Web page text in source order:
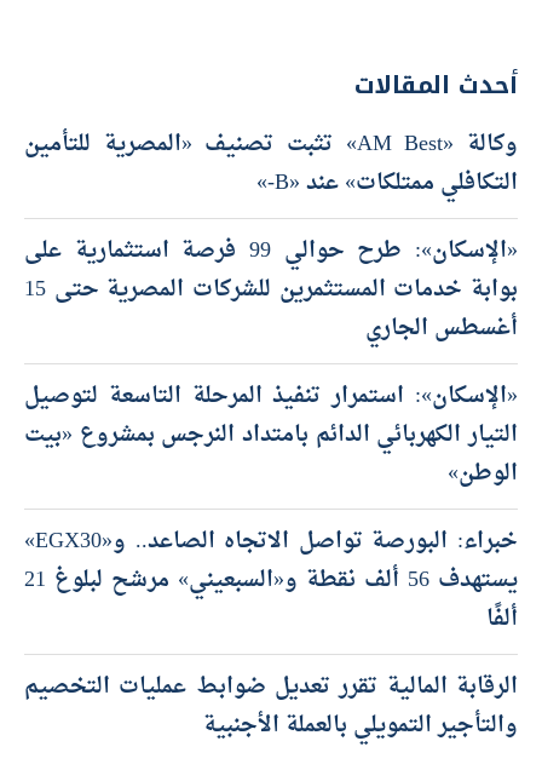
أحدث المقالات
وكالة «AM Best» تثبت تصنيف «المصرية للتأمين
التكافلي ممتلكات» عند «B-»
«الإسكان»: طرح حوالي 99 فرصة استثمارية على
بوابة خدمات المستثمرين للشركات المصرية حتى 15
أغسطس الجاري
«الإسكان»: استمرار تنفيذ المرحلة التاسعة لتوصيل
التيار الكهربائي الدائم بامتداد النرجس بمشروع «بيت
الوطن»
خبراء: البورصة تواصل الاتجاه الصاعد.. و«EGX30»
يستهدف 56 ألف نقطة و«السبعيني» مرشح لبلوغ 21
ألفًا
الرقابة المالية تقرر تعديل ضوابط عمليات التخصيم
والتأجير التمويلي بالعملة الأجنبية